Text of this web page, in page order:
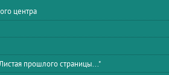
центра
прошлого страницы..."